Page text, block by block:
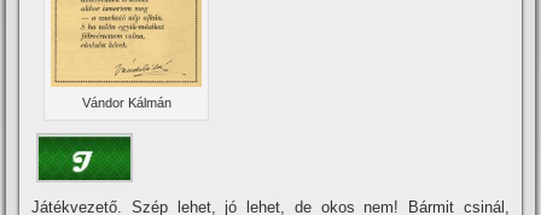
Vándor Kálmán
Játékvezető. Szép lehet, jó lehet, de okos nem! Bármit csinál,